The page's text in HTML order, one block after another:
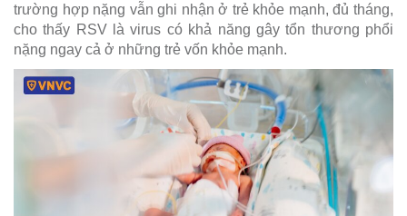
trường hợp nặng vẫn ghi nhận ở trẻ khỏe mạnh, đủ tháng,
cho thấy RSV là virus có khả năng gây tổn thương phổi
nặng ngay cả ở những trẻ vốn khỏe mạnh.